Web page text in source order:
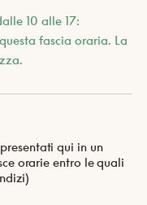
10 alle 17:
fascia oraria. La
qui in un
orarie entro le quali